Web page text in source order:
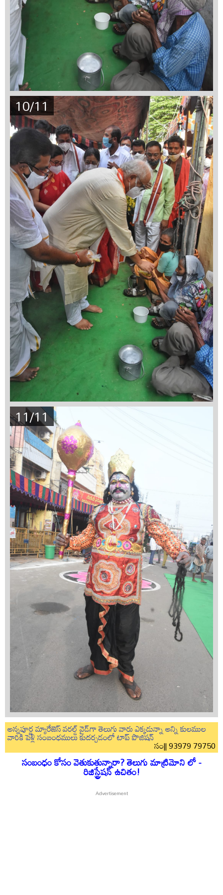
10/11
11/11
అన్నపూర్ణ మ్యారేజెస్ వరల్డ్ వైడ్‌గా తెలుగు వారు ఎక్కడున్నా అన్ని కులముల
వారికి పెళ్లి సంబంధములు కుదర్చడంలో టాప్ పొజిషన్
సం|| 93979 79750
సంబంధం కోసం వెతుకుతున్నారా? తెలుగు మాట్రిమోని లో -
రిజిస్ట్రేషన్ ఉచితం!